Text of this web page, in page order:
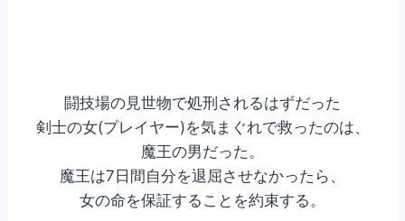
闘技場の見世物で処刑されるはずだった
剣士の女(プレイヤー)を気まぐれで救ったのは、
魔王の男だった。
魔王は7日間自分を退屈させなかったら、
女の命を保証することを約束する。